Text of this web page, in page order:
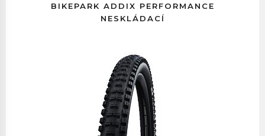
BIKEPARK ADDIX PERFORMANCE
NESKLÁDACÍ